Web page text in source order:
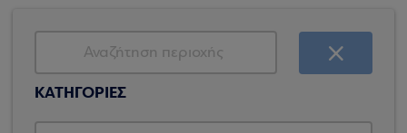
ΚΑΤΗΓΟΡΙΕΣ